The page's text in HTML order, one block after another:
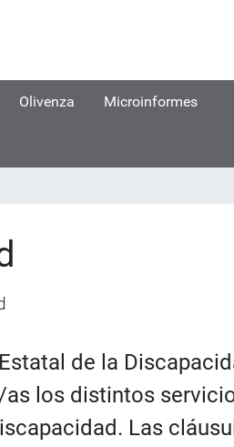
Olivenza Microinformes
de la
as los distintos
Las